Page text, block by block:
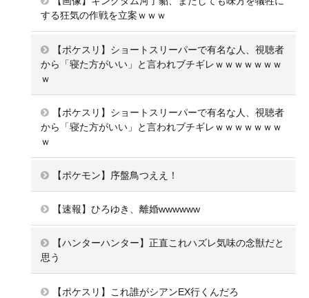
する狂気の作戦を立案ｗｗｗ
【ポケスリ】ショートスリーパーで有名な人、視聴者
から「寝た方がいい」と言われブチギレｗｗｗｗｗｗｗ
ｗ
【ポケスリ】ショートスリーパーで有名な人、視聴者
から「寝た方がいい」と言われブチギレｗｗｗｗｗｗｗ
ｗ
【ポケモン】序盤鳥つええ！
【速報】ひろゆき、離婚wwwwww
【ハンターハンター】正直これハズレ気味の念獣だと
思う
【ポケスリ】これ誰がシアンEX行くんだろ